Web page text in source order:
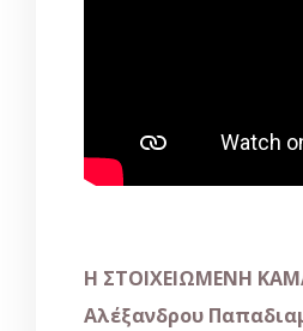
Η ΣΤΟΙΧΕΙΩΜΕΝΗ
Αλέξανδρου